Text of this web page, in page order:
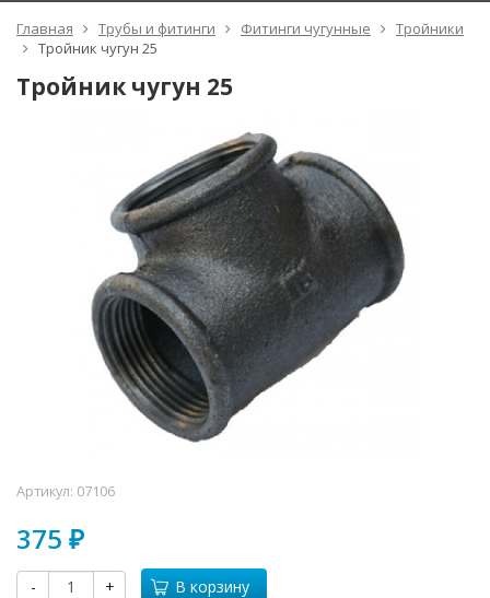
Главная Трубы и фитинги Фитинги чугунные
Тройники
Тройник чугун 25
Тройник чугун 25
Артикул: 07106
375 ₽
- + В корзину